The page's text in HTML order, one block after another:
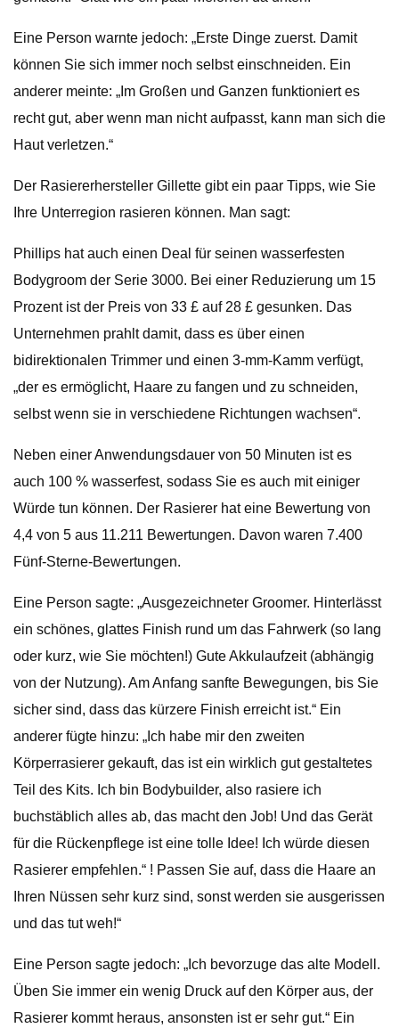
Eine Person warnte jedoch: „Erste Dinge zuerst. Damit
können Sie sich immer noch selbst einschneiden. Ein
anderer meinte: „Im Großen und Ganzen funktioniert es
recht gut, aber wenn man nicht aufpasst, kann man sich die
Haut verletzen.“
Der Rasiererhersteller Gillette gibt ein paar Tipps, wie Sie
Ihre Unterregion rasieren können. Man sagt:
Phillips hat auch einen Deal für seinen wasserfesten
Bodygroom der Serie 3000. Bei einer Reduzierung um 15
Prozent ist der Preis von 33 £ auf 28 £ gesunken. Das
Unternehmen prahlt damit, dass es über einen
bidirektionalen Trimmer und einen 3-mm-Kamm verfügt,
„der es ermöglicht, Haare zu fangen und zu schneiden,
selbst wenn sie in verschiedene Richtungen wachsen“.
Neben einer Anwendungsdauer von 50 Minuten ist es
auch 100 % wasserfest, sodass Sie es auch mit einiger
Würde tun können. Der Rasierer hat eine Bewertung von
4,4 von 5 aus 11.211 Bewertungen. Davon waren 7.400
Fünf-Sterne-Bewertungen.
Eine Person sagte: „Ausgezeichneter Groomer. Hinterlässt
ein schönes, glattes Finish rund um das Fahrwerk (so lang
oder kurz, wie Sie möchten!) Gute Akkulaufzeit (abhängig
von der Nutzung). Am Anfang sanfte Bewegungen, bis Sie
sicher sind, dass das kürzere Finish erreicht ist.“ Ein
anderer fügte hinzu: „Ich habe mir den zweiten
Körperrasierer gekauft, das ist ein wirklich gut gestaltetes
Teil des Kits. Ich bin Bodybuilder, also rasiere ich
buchstäblich alles ab, das macht den Job! Und das Gerät
für die Rückenpflege ist eine tolle Idee! Ich würde diesen
Rasierer empfehlen.“ ! Passen Sie auf, dass die Haare an
Ihren Nüssen sehr kurz sind, sonst werden sie ausgerissen
und das tut weh!“
Eine Person sagte jedoch: „Ich bevorzuge das alte Modell.
Üben Sie immer ein wenig Druck auf den Körper aus, der
Rasierer kommt heraus, ansonsten ist er sehr gut.“ Ein